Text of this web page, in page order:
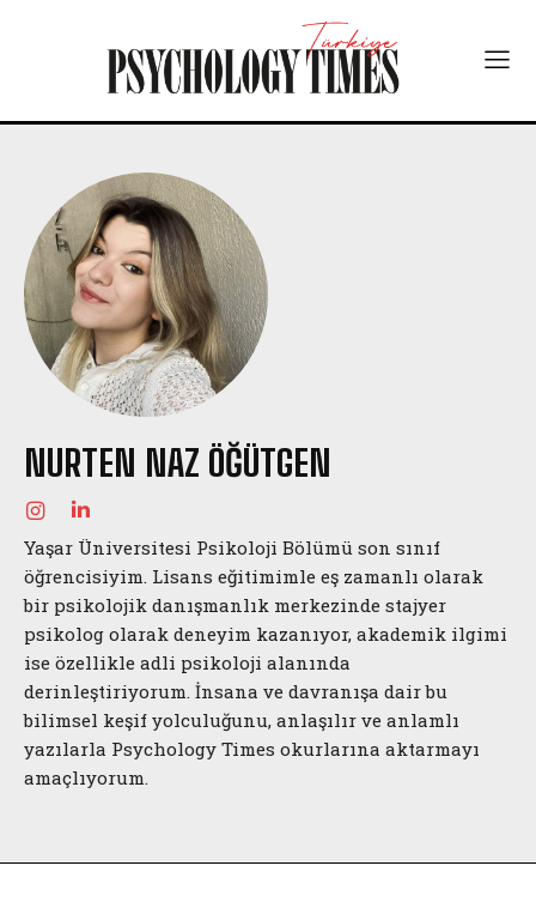
NURTEN NAZ ÖĞÜTGEN
Yaşar Üniversitesi Psikoloji Bölümü son sınıf
öğrencisiyim. Lisans eğitimimle eş zamanlı olarak
bir psikolojik danışmanlık merkezinde stajyer
psikolog olarak deneyim kazanıyor, akademik ilgimi
ise özellikle adli psikoloji alanında
derinleştiriyorum. İnsana ve davranışa dair bu
bilimsel keşif yolculuğunu, anlaşılır ve anlamlı
yazılarla Psychology Times okurlarına aktarmayı
amaçlıyorum.